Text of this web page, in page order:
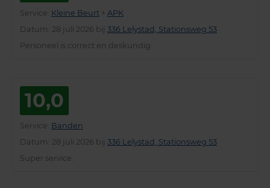
Service Kleine Beurt + APK
Datum
: 28 juli 2026 bij 336 Lelystad, Stationsweg 53
Personeel is correct en deskundig
10,0
Service Banden
Datum
: 28 juli 2026 bij 336 Lelystad, Stationsweg 53
Super service.